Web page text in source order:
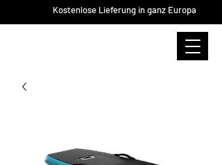
Kostenlose Lieferung in ganz Europa